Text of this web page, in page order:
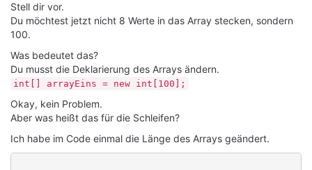
Stell dir vor.
Du möchtest jetzt nicht 8 Werte in das Array stecken, sondern
100.
Was bedeutet das?
Du musst die Deklarierung des Arrays ändern.
int[] arrayEins = new int[100];
Okay, kein Problem.
Aber was heißt das für die Schleifen?
Ich habe im Code einmal die Länge des Arrays geändert.